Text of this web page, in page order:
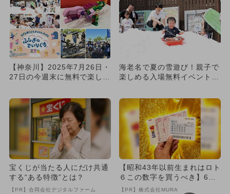
【神奈川】2025年7月26日・
27日の今週末に無料で楽しめ
海老名で夏の雪遊び！親子で
楽しめる入場無料イベント開
も
宝くじが当たる人にだけ共通
する“ある特徴”とは？
【PR】合同会社デジタルファーム
【昭和43年以前生まれはロト
６この数字を買うべき】6つ
の数字が「完全一致」する
【PR】株式会社MURA